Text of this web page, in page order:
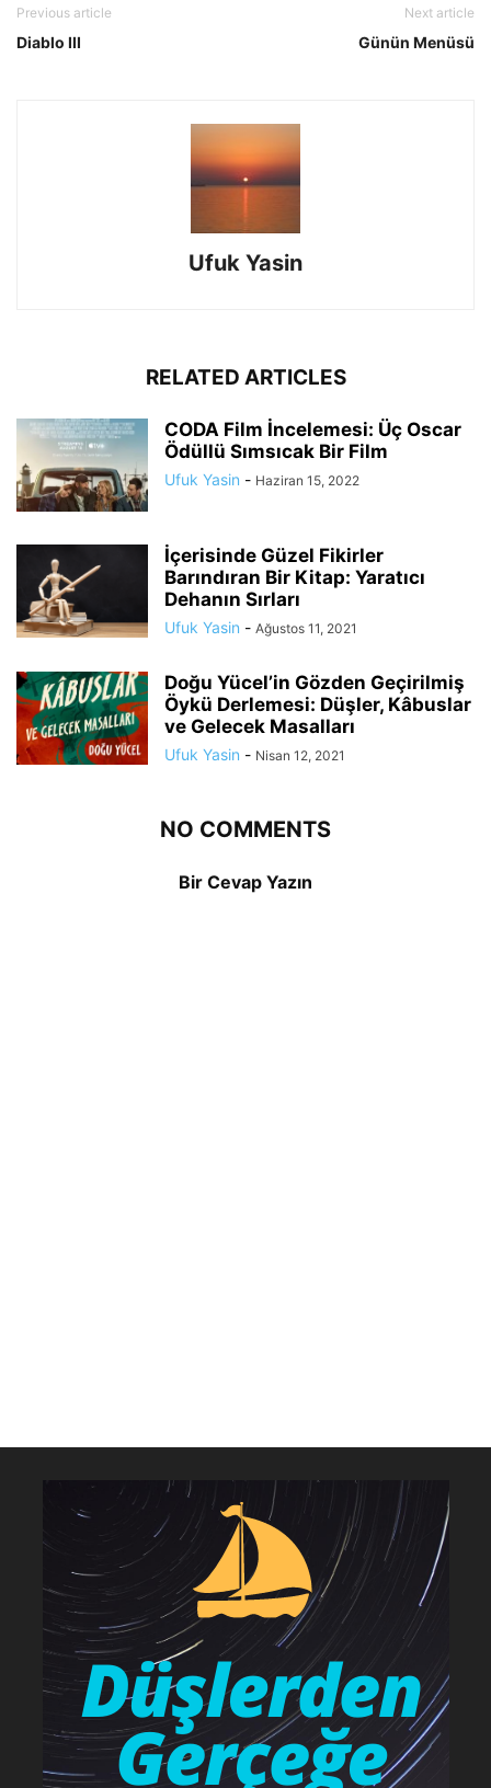
Previous article
Diablo III
Next article
Günün Menüsü
Ufuk Yasin
RELATED ARTICLES
CODA Film İncelemesi: Üç Oscar
Ödüllü Sımsıcak Bir Film
Ufuk Yasin - Haziran 15, 2022
İçerisinde Güzel Fikirler
Barındıran Bir Kitap: Yaratıcı
Dehanın Sırları
Ufuk Yasin - Ağustos 11, 2021
Doğu Yücel’in Gözden Geçirilmiş
Öykü Derlemesi: Düşler, Kâbuslar
ve Gelecek Masalları
Ufuk Yasin - Nisan 12, 2021
NO COMMENTS
Bir Cevap Yazın